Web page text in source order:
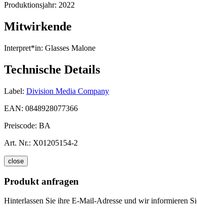
Produktionsjahr: 2022
Mitwirkende
Interpret*in: Glasses Malone
Technische Details
Label: Division Media Company
EAN: 0848928077366
Preiscode: BA
Art. Nr.: X01205154-2
close
Produkt anfragen
Hinterlassen Sie ihre E-Mail-Adresse und wir informieren